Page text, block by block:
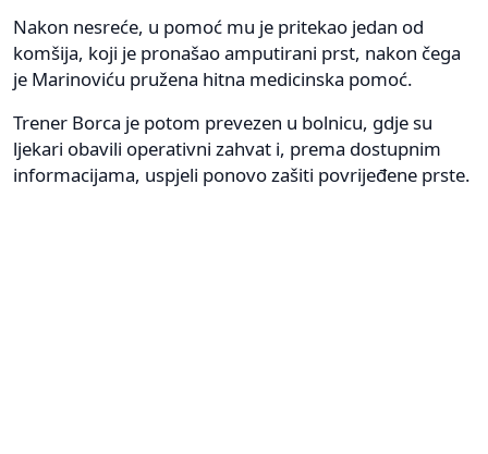
Nakon nesreće, u pomoć mu je pritekao jedan od
komšija, koji je pronašao amputirani prst, nakon čega
je Marinoviću pružena hitna medicinska pomoć.
Trener Borca je potom prevezen u bolnicu, gdje su
ljekari obavili operativni zahvat i, prema dostupnim
informacijama, uspjeli ponovo zašiti povrijeđene prste.